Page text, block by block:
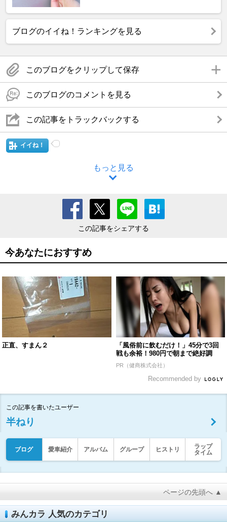
ブログのイイね！ランキングを見る
このブログをクリップして保存
このブログのコメントを見る
この記事をトラックバックする
イイね！
もっと見る
この記事をシェアする
今あなたにおすすめ
正直、すまん２
「風俗前に飲むだけ！」45分で3回
戦も余裕！980円で朝まで絶好調
PR（健商株式会社）
Recommended by
この記事を書いたユーザー
半ねり
ブログ 愛車紹介 アルバム グループ ヒストリ
ラップ
タイム
ページの先頭へ ▲
みんカラ 人気のカテゴリ